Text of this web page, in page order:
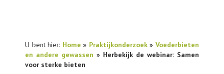
U bent hier: Home » Praktijkonderzoek»Voederbieten
en andere gewassen » Herbekijk de webinar: Samen
voor sterke bieten